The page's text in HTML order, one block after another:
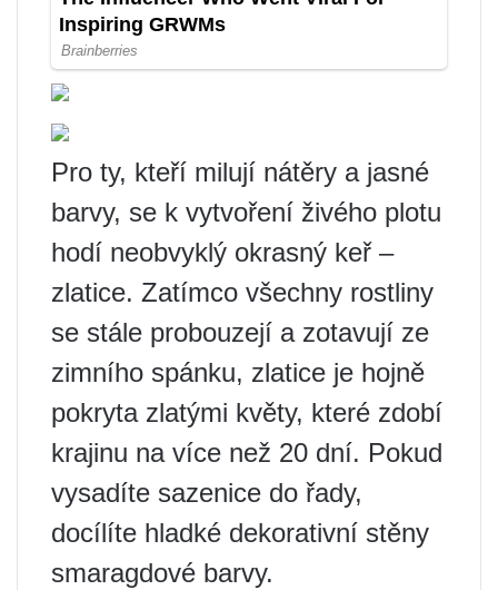
Pro ty, kteří milují nátěry a jasné
barvy, se k vytvoření živého plotu
hodí neobvyklý okrasný keř –
zlatice. Zatímco všechny rostliny
se stále probouzejí a zotavují ze
zimního spánku, zlatice je hojně
pokryta zlatými květy, které zdobí
krajinu na více než 20 dní. Pokud
vysadíte sazenice do řady,
docílíte hladké dekorativní stěny
smaragdové barvy.